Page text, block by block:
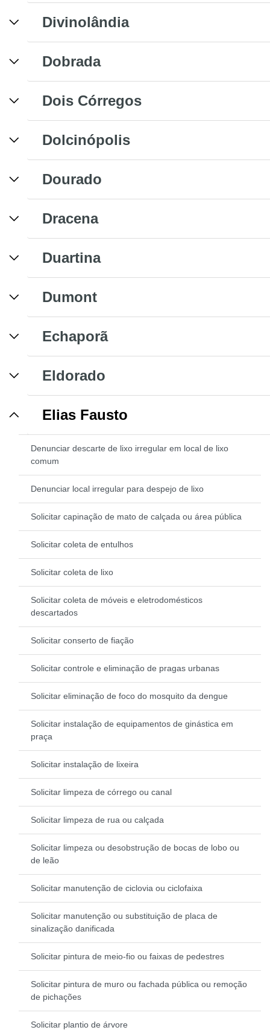
Divinolândia
Dobrada
Dois Córregos
Dolcinópolis
Dourado
Dracena
Duartina
Dumont
Echaporã
Eldorado
Elias Fausto
Denunciar descarte de lixo irregular em local de lixo
comum
Denunciar local irregular para despejo de lixo
Solicitar capinação de mato de calçada ou área pública
Solicitar coleta de entulhos
Solicitar coleta de lixo
Solicitar coleta de móveis e eletrodomésticos
descartados
Solicitar conserto de fiação
Solicitar controle e eliminação de pragas urbanas
Solicitar eliminação de foco do mosquito da dengue
Solicitar instalação de equipamentos de ginástica em
praça
Solicitar instalação de lixeira
Solicitar limpeza de córrego ou canal
Solicitar limpeza de rua ou calçada
Solicitar limpeza ou desobstrução de bocas de lobo ou
de leão
Solicitar manutenção de ciclovia ou ciclofaixa
Solicitar manutenção ou substituição de placa de
sinalização danificada
Solicitar pintura de meio-fio ou faixas de pedestres
Solicitar pintura de muro ou fachada pública ou remoção
de pichações
Solicitar plantio de árvore